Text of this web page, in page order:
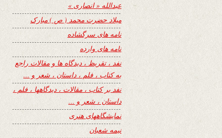
عبدالله « انصاری »
میلاد حضرت محمد ( ص ) مبارک
نامه های سرگشاده
نامه های وارده
نفد ، تقریظ ، دیدگاه ها و مقالات راجع
به کتاب ، فلم ، داستان ، شعر و …
نفد بر کتاب ، مقالات ، دیدگاهها ، فلم ،
داستان ، شعر و …
نمایشگاههای هنری
نیمه شعبان